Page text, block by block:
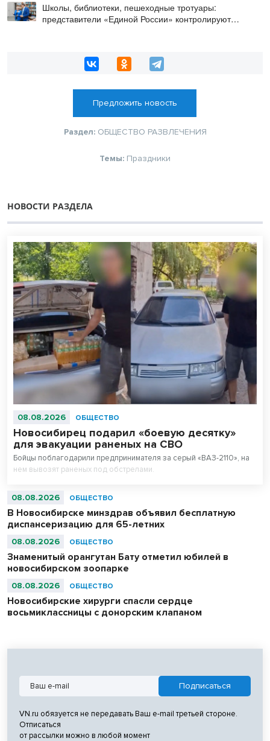
Школы, библиотеки, пешеходные тротуары:
представители «Единой России» контролируют
Предложить новость
Раздел: ОБЩЕСТВО РАЗВЛЕЧЕНИЯ
Темы: Праздники
НОВОСТИ РАЗДЕЛА
08.08.2026 ОБЩЕСТВО
Новосибирец подарил «боевую десятку»
для эвакуации раненых на СВО
Бойцы поблагодарили предпринимателя за серый «ВАЗ-2110», на
нем вывозят раненых под обстрелами.
08.08.2026 ОБЩЕСТВО
В Новосибирске минздрав объявил бесплатную
диспансеризацию для 65-летних
08.08.2026 ОБЩЕСТВО
Знаменитый орангутан Бату отметил юбилей в
новосибирском зоопарке
08.08.2026 ОБЩЕСТВО
Новосибирские хирурги спасли сердце
восьмиклассницы с донорским клапаном
VN.ru обязуется не передавать Ваш e-mail третьей стороне.
Отписаться
от рассылки можно в любой момент